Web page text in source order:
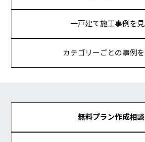
一戸建て施工事例を
カテゴリーごとの事例
無料プラン作成相談